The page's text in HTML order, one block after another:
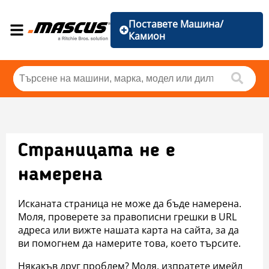
Поставете Машина/
Камион
Страницата не е
намерена
Исканата страница не може да бъде намерена.
Моля, проверете за правописни грешки в URL
адреса или вижте нашата карта на сайта, за да
ви помогнем да намерите това, което търсите.
Някакъв друг проблем? Моля, изпратете имейл